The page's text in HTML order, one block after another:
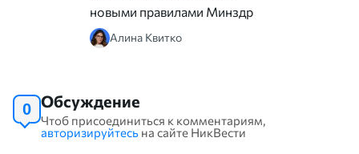
новыми правилами Минздрава
Алина Квитко
0 Обсуждение
Чтоб присоединиться к комментариям,
авторизируйтесь на сайте НикВести